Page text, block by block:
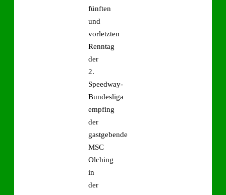
fünften
und
vorletzten
Renntag
der
2.
Speedway-
Bundesliga
empfing
der
gastgebende
MSC
Olching
in
der